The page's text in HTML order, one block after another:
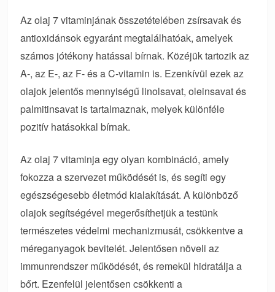
Az olaj 7 vitaminjának összetételében zsírsavak és
antioxidánsok egyaránt megtalálhatóak, amelyek
számos jótékony hatással bírnak. Közéjük tartozik az
A-, az E-, az F- és a C-vitamin is. Ezenkívül ezek az
olajok jelentős mennyiségű linolsavat, oleinsavat és
palmitinsavat is tartalmaznak, melyek különféle
pozitív hatásokkal bírnak.
Az olaj 7 vitaminja egy olyan kombináció, amely
fokozza a szervezet működését is, és segíti egy
egészségesebb életmód kialakítását. A különböző
olajok segítségével megerősíthetjük a testünk
természetes védelmi mechanizmusát, csökkentve a
méreganyagok bevitelét. Jelentősen növeli az
immunrendszer működését, és remekül hidratálja a
bőrt. Ezenfelül jelentősen csökkenti a